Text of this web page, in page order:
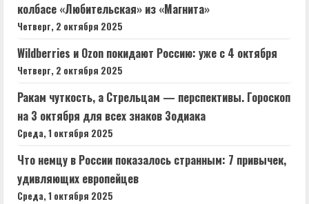
колбасе «Любительская» из «Магнита»
Четверг, 2 октября 2025
Wildberries и Ozon покидают Россию: уже с 4 октября
Четверг, 2 октября 2025
Ракам чуткость, а Стрельцам — перспективы. Гороскоп
на 3 октября для всех знаков Зодиака
Среда, 1 октября 2025
Что немцу в России показалось странным: 7 привычек,
удивляющих европейцев
Среда, 1 октября 2025